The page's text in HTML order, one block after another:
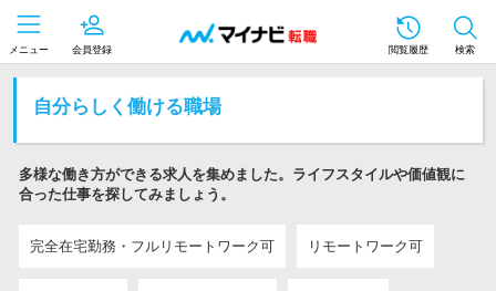
メニュー 会員登録 閲覧履歴 検索
自分らしく働ける職場
多様な働き方ができる求人を集めました。ライフスタイルや価値観に
合った仕事を探してみましょう。
完全在宅勤務・フルリモートワーク可 リモートワーク可